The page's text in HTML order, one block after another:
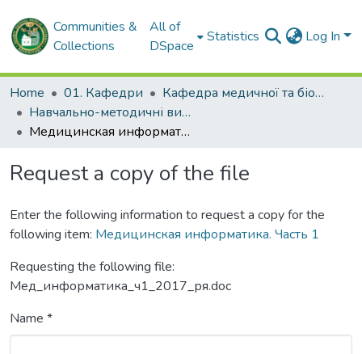
Communities &
Collections
All of
DSpace
Statistics Log In
Home 01. Кафедри
Кафедра медичної та біологічної фізики і медичної інформатики
Навчально-методичні видання. Кафедра медичної та біологічної фізики і медичної інформатики
Медицинская информатика. Часть 1
Request a copy of the file
Enter the following information to request a copy for the
following item: Медицинская информатика. Часть 1
Requesting the following file:
Мед_информатика_ч1_2017_ря.doc
Name *